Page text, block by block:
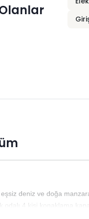
deniz ve doğa
4 kişi konaklama